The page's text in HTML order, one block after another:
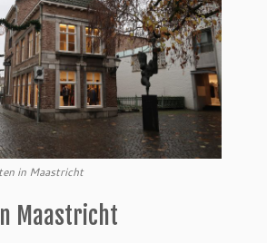
in Maastricht
Maastricht